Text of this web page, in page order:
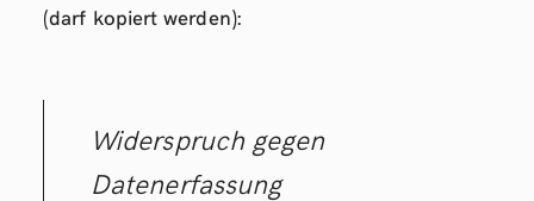
(darf kopiert werden):
Widerspruch gegen
Datenerfassung